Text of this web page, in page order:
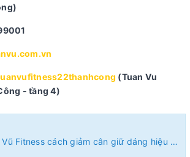
(Tuan Vu
- tầng 4)
Tập Gym tại Tuấn Vũ Fitness cách giảm cân giữ dáng hiệu quả cho chị em